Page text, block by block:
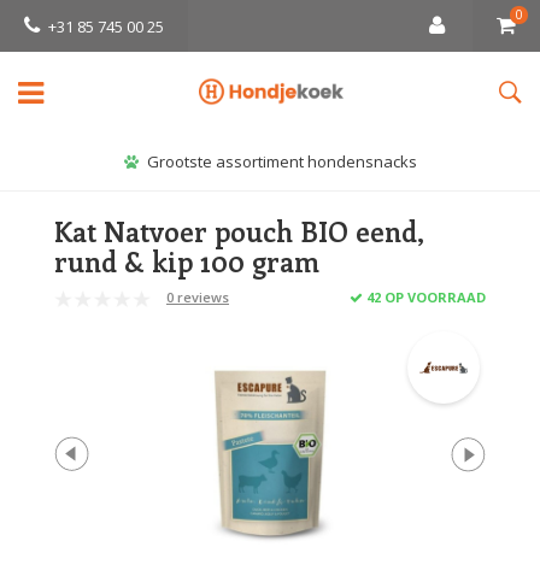
+31 85 745 00 25
0
Grootste assortiment hondensnacks
Kat Natvoer pouch BIO eend,
rund & kip 100 gram
0 reviews 42 OP VOORRAAD